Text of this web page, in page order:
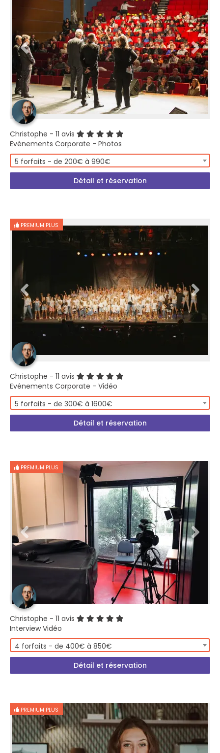
Christophe - 11 avis
Evénements Corporate - Photos
5 forfaits - de 200€ à 990€
Détail et réservation
PREMIUM PLUS
Christophe - 11 avis
Evénements Corporate - Vidéo
5 forfaits - de 300€ à 1600€
Détail et réservation
PREMIUM PLUS
Christophe - 11 avis
Interview Vidéo
4 forfaits - de 400€ à 850€
Détail et réservation
PREMIUM PLUS